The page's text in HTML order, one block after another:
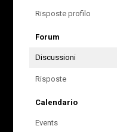
Risposte profilo
Forum
Discussioni
Risposte
Calendario
Events